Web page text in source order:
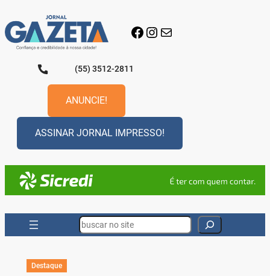
para
o
conteúdo
Facebook
Instagram
E-mail
(55) 3512-2811
ANUNCIE!
ASSINAR JORNAL IMPRESSO!
Search
Destaque